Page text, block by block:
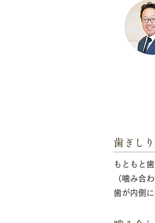
歯ぎし
もともと
（噛み合
歯が内側